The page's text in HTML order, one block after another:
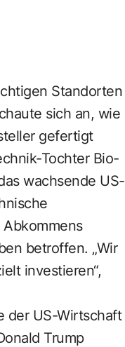
Standorten
sich an, wie
gefertigt
Tochter Bio-
wachsende US-
betroffen. „Wir
investieren“,
der US-Wirtschaft
Trump